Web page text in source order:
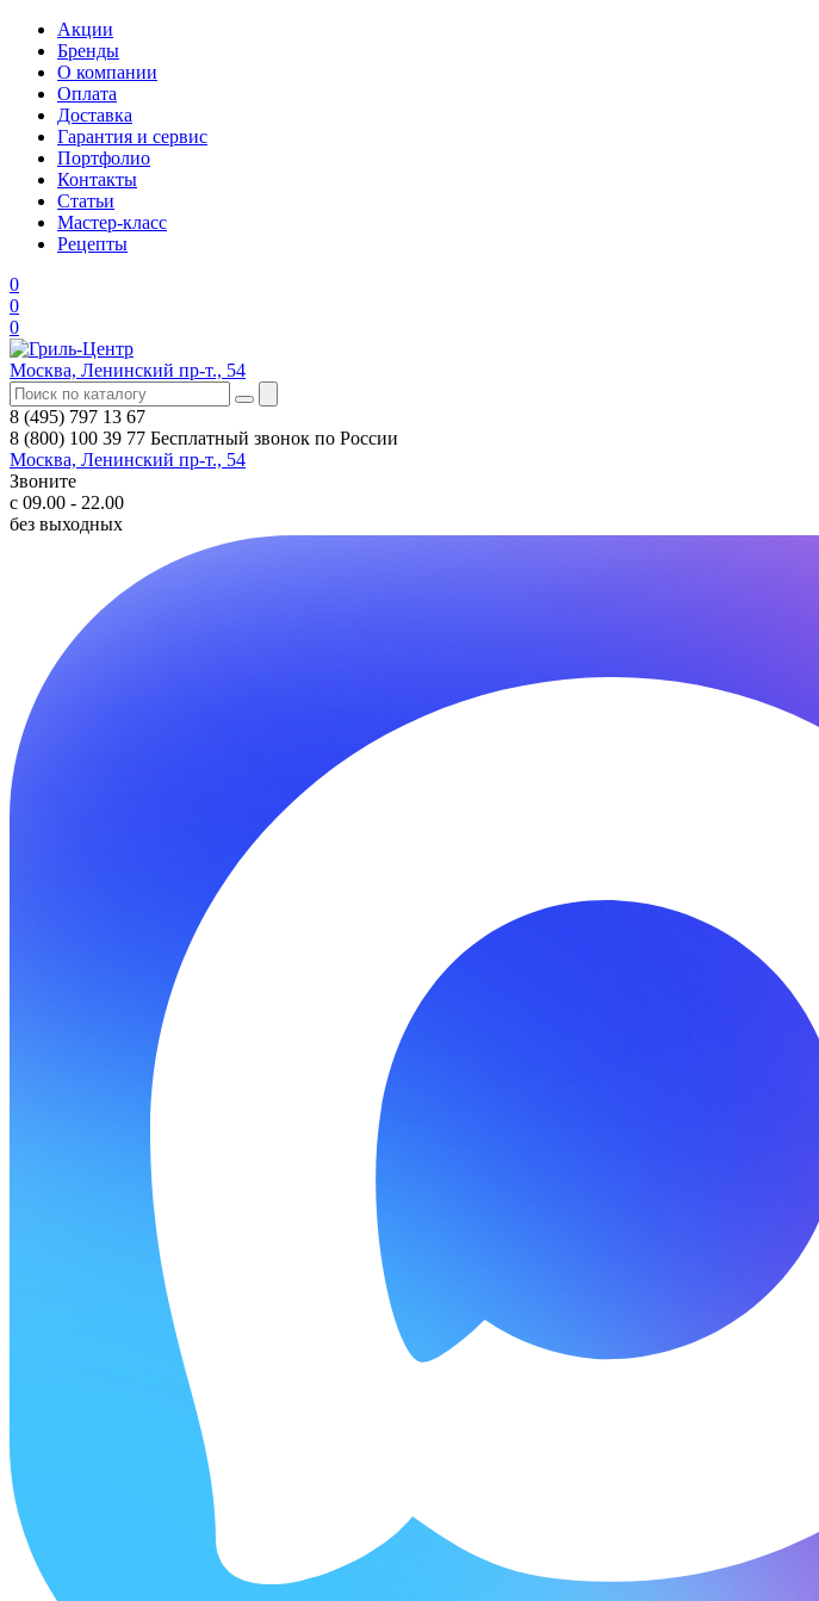
Акции
Бренды
О компании
Оплата
Доставка
Гарантия и сервис
Портфолио
Контакты
Статьи
Мастер-класс
Рецепты
0
0
0
Москва, Ленинский пр-т., 54
8 (495) 797 13 67
8 (800) 100 39 77 Бесплатный звонок по России
Москва, Ленинский пр-т., 54
Звоните
с 09.00 - 22.00
без выходных